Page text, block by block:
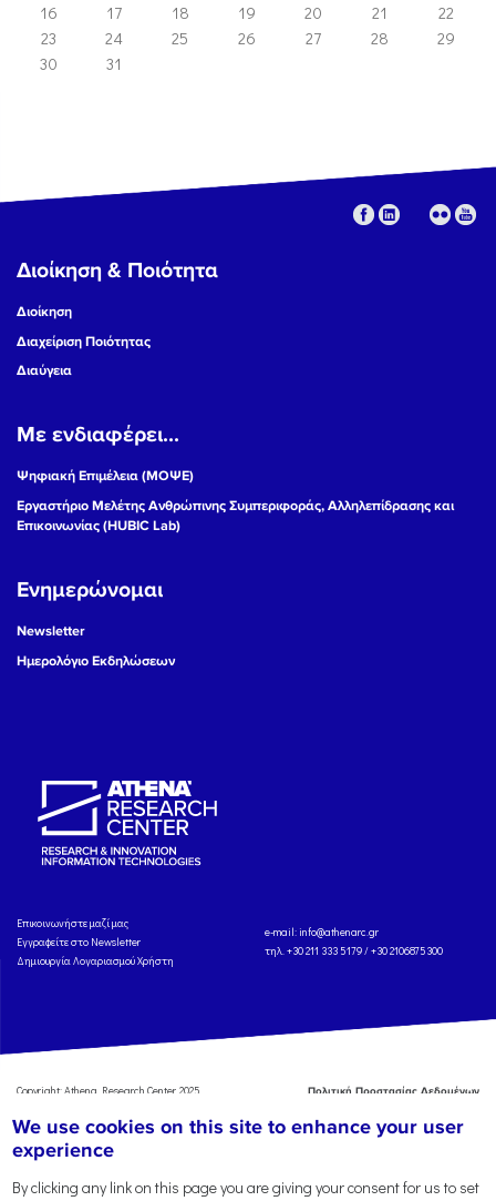
16
17 18 19 20 21
22
23
24 25 26 27 28
29
30
31
Διοίκηση & Ποιότητα
Διοίκηση
Διαχείριση Ποιότητας
Διαύγεια
Με ενδιαφέρει...
Ψηφιακή Επιμέλεια (ΜΟΨΕ)
Εργαστήριο Μελέτης Ανθρώπινης Συμπεριφοράς, Αλληλεπίδρασης και
Επικοινωνίας (HUBIC Lab)
Ενημερώνομαι
Newsletter
Ημερολόγιο Εκδηλώσεων
Eπικοινωνήστε μαζί μας
Εγγραφείτε στο Newsletter
Δημιουργία Λογαριασμού Χρήστη
e-mail: info@athenarc.gr
τηλ. +30 211 333 5179 / +30 2106875300
Copyright: Athena Research Center, 2025
Πολιτική Προστασίας Δεδομένων
Χρήσης
Αναφορά
We use cookies on this site to enhance your user
experience
By clicking any link on this page you are giving your consent for us to set